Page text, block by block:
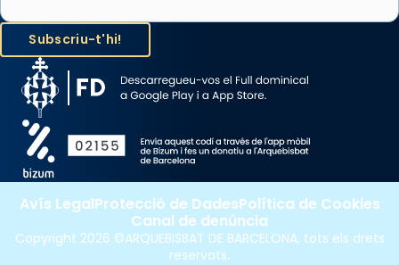
Copyright 2026 ©ARQUEBISBAT DE BARCELONA, tots els drets
reservats.
Avís LegalProtecció de DadesPolítica de Cookies
Canal de denúncia